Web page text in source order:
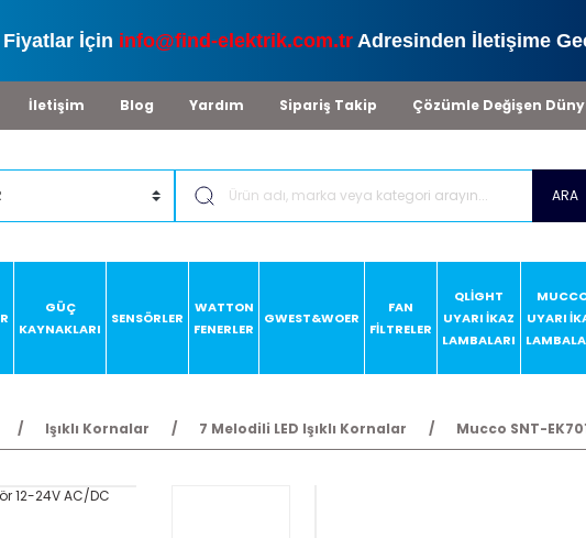
Fiyatlar İçin info@find-elektrik.com.trAdresinden İletişime
İletişim Blog Yardım Sipariş Takip Çözümle Değişen
ARA
GÜÇ
KAYNAKLARI
SENSÖRLER
WATTON
FENERLER
GWEST&WOER
FAN
FİLTRELER
QLİGHT
UYARI İKAZ
LAMBALARI
UYARI
Işıklı Kornalar 7 Melodili LED Işıklı Kornalar Mucco SNT-